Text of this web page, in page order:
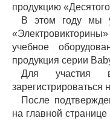
продукцию
В этом году мы
учебное
продукция серии
Для участия в
зарегистрироваться
После
на главной